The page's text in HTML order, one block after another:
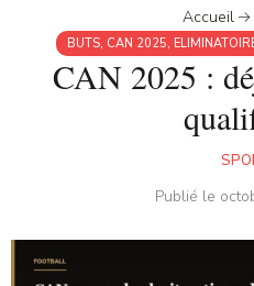
Accueil
BUTS, CAN 2025,
CAN 2025 :
Publié le